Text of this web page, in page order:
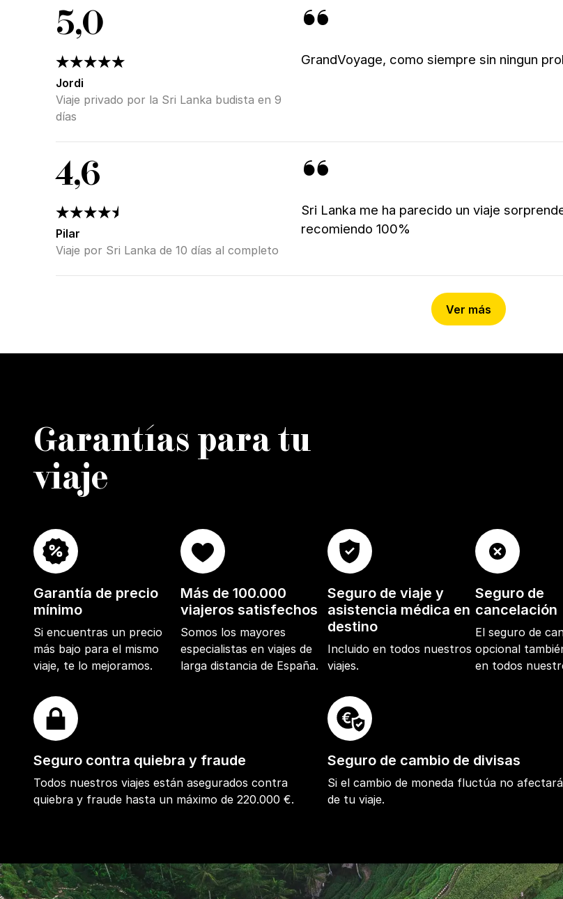
5,0
Jordi
Viaje privado por la Sri Lanka budista en 9
días
GrandVoyage, como siempre sin ningun
4,6
Pilar
Viaje por Sri Lanka de 10 días al completo
Sri Lanka me ha parecido un viaje
recomiendo 100%
Ver más
Garantías para tu
viaje
Garantía de precio
mínimo
Si encuentras un precio
más bajo para el mismo
viaje, te lo mejoramos.
Más de 100.000
viajeros satisfechos
Somos los mayores
especialistas en viajes de
larga distancia de España.
Seguro de viaje y
asistencia médica en
destino
Incluido en todos nuestros
viajes.
Seguro de
cancelación
El seguro de
opcional
en todos
Seguro contra quiebra y fraude
Todos nuestros viajes están asegurados contra
quiebra y fraude hasta un máximo de 220.000 €.
Seguro de cambio de divisas
Si el cambio de moneda fluctúa no
de tu viaje.